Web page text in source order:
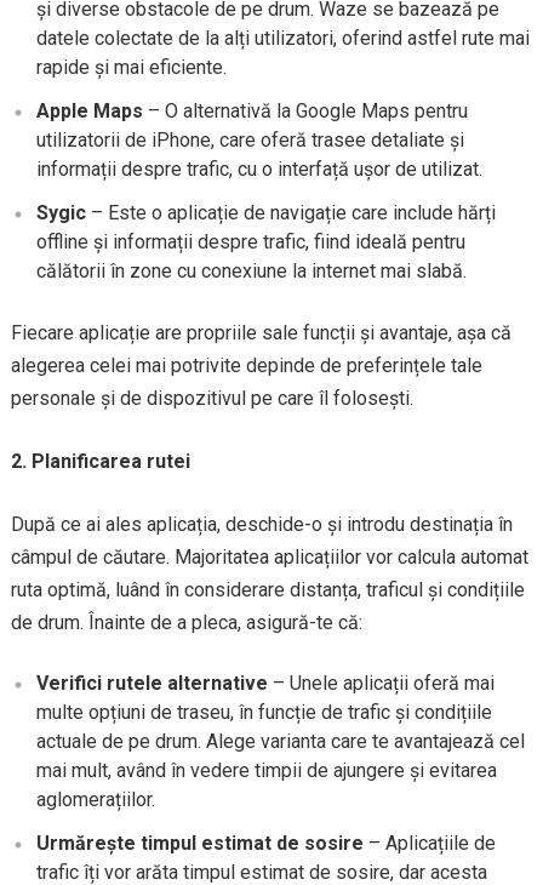
și diverse obstacole de pe drum. Waze se bazează pe
datele colectate de la alți utilizatori, oferind astfel rute mai
rapide și mai eficiente.
Apple Maps – O alternativă la Google Maps pentru
utilizatorii de iPhone, care oferă trasee detaliate și
informații despre trafic, cu o interfață ușor de utilizat.
Sygic– Este o aplicație de navigație care include hărți
offline și informații despre trafic, fiind ideală pentru
călătorii în zone cu conexiune la internet mai slabă.
Fiecare aplicație are propriile sale funcții și avantaje, așa că
alegerea celei mai potrivite depinde de preferințele tale
personale și de dispozitivul pe care îl folosești.
2. Planificarea rutei
După ce ai ales aplicația, deschide-o și introdu destinația în
câmpul de căutare. Majoritatea aplicațiilor vor calcula automat
ruta optimă, luând în considerare distanța, traficul și condițiile
de drum. Înainte de a pleca, asigură-te că:
Verifici rutele alternative – Unele aplicații oferă mai
multe opțiuni de traseu, în funcție de trafic și condițiile
actuale de pe drum. Alege varianta care te avantajează cel
mai mult, având în vedere timpii de ajungere și evitarea
aglomerațiilor.
Urmărește timpul estimat de sosire – Aplicațiile de
trafic îți vor arăta timpul estimat de sosire, dar acesta